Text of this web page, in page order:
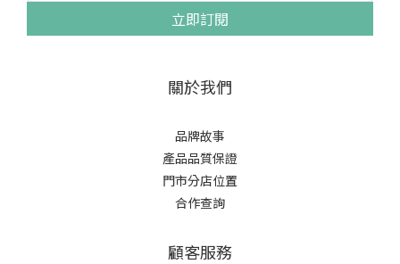
立即訂閱
關於我們
品牌故事
產品品質保證
門市分店位置
合作查詢
顧客服務